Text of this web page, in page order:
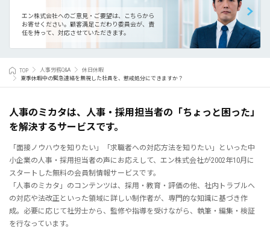
エン株式会社へのご意見・ご要望は、こちらから
お寄せください。 顧客満足こだわり委員会が、責
任を持って、対応させていただきます。
TOP 人事労務Q&A
休日休暇
夏季休暇中の緊急連絡を無視した社員を、懲戒処分にできますか？
人事のミカタは、人事・採用担当者の「ちょっと困った」
を解決するサービスです。
「面接ノウハウを知りたい」「求職者への対応方法を知りたい」といった中
小企業の人事・採用担当者の声にお応えして、エン株式会社が2002年10月に
スタートした無料の会員制情報サービスです。
「人事のミカタ」のコンテンツは、採用・教育・評価の他、社内トラブルへ
の対応や法改正といった領域に詳しい制作者が、専門的な知識に基づき作
成。必要に応じて社労士から、監修や指導を受けながら、執筆・編集・検証
を行なっています。